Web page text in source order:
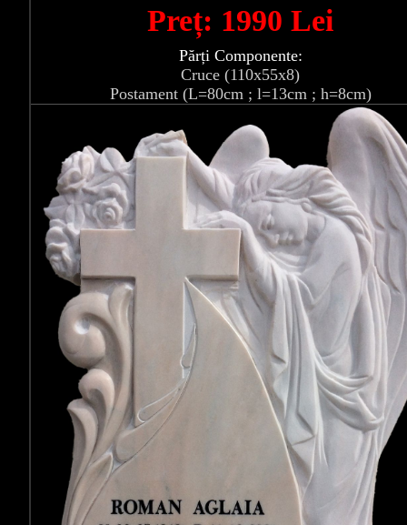
Preț: 1990 Lei
Părți Componente:
Cruce (110x55x8)
Postament (L=80cm ; l=13cm ; h=8cm)